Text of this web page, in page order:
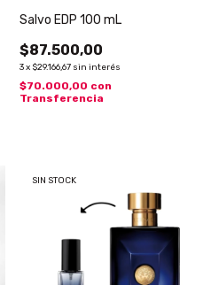
Salvo EDP 100 mL
$87.500,00
3x $29.166,67 sin interés
$70.000,00 con
Transferencia
SIN STOCK